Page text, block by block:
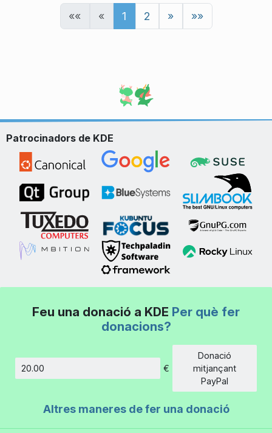
«« « 1 2 » »»
Patrocinadors de KDE
Feu una donació a KDE Per què fer
donacions?
€
Donació
mitjançant
PayPal
Altres maneres de fer una donació